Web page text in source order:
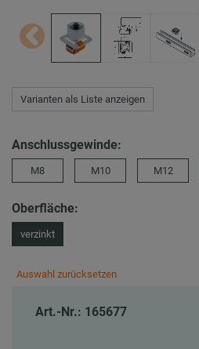
Varianten als Liste anzeigen
Anschlussgewinde:
M8 M10 M12
Oberfläche:
verzinkt
Auswahl zurücksetzen
Art.-Nr.: 165677